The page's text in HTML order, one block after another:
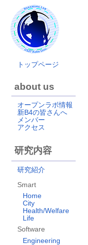
トップページ
about us
オープンラボ情報
新B4の皆さんへ
メンバー
アクセス
研究内容
研究紹介
Smart
Home
City
Health/Welfare
Life
Software
Engineering